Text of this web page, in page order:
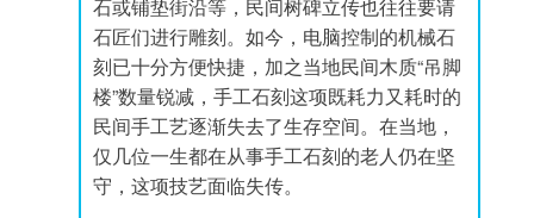
石或铺垫街沿等，民间树碑立传也往往要请
石匠们进行雕刻。如今，电脑控制的机械石
刻已十分方便快捷，加之当地民间木质“吊脚
楼”数量锐减，手工石刻这项既耗力又耗时的
民间手工艺逐渐失去了生存空间。在当地，
仅几位一生都在从事手工石刻的老人仍在坚
守，这项技艺面临失传。